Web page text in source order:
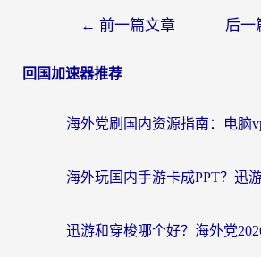
← 前一篇文章 后一
回国加速器推荐